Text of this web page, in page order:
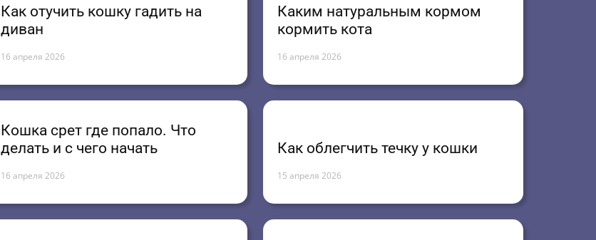
Как отучить кошку гадить на
диван
16 апреля 2026
Каким натуральным кормом
кормить кота
16 апреля 2026
Кошка срет где попало. Что
делать и с чего начать
16 апреля 2026
Как облегчить течку у кошки
15 апреля 2026